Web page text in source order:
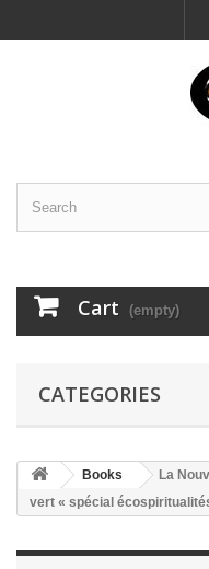
Cart (empty)
CATEGORIES
Books
La
vert « spécial